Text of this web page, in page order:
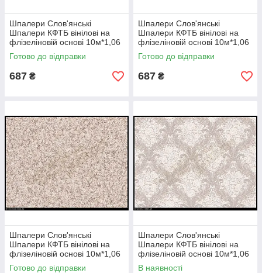
Вінілові шпалери на флізеліновій
основі по ціні підійде всім
Если вы закажите у нас продукцию от 3000 грн. то мы
дополнительно сделаем для вас скидку 5%, а также
Для дополнительных консультаций всегда можно связаться с
способом: наложенным платежом или банковской картой.
Шпалери Слов'янські
Шпалери КФТБ вінілові на
флізеліновій основі 10м*1,06
9В99 Аїда 4 3047-02
Готово до відправки
687 ₴
Шпалери Слов'янські
Шпалери КФТБ вінілові на
флізеліновій основі 10м*1,06
9В99 Аїда 4 3047-10
Готово до відправки
687 ₴
Шпалери Слов'янські
Шпалери КФТБ вінілові на
флізеліновій основі 10м*1,06
9В109 Касандра 2 3588-12
Готово до відправки
Шпалери Слов'янські
Шпалери КФТБ вінілові на
флізеліновій основі 10м*1,06
9В109 Платан 3531-01
В наявності